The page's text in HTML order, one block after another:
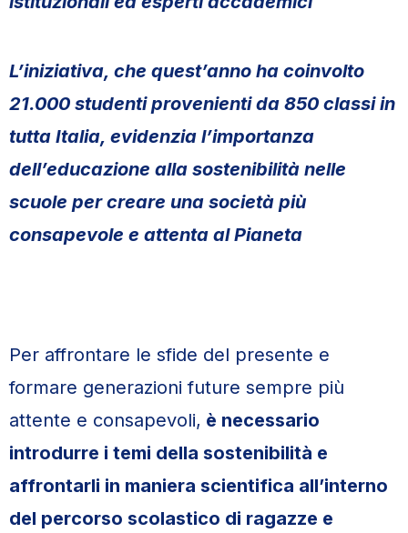
L’iniziativa, che quest’anno ha coinvolto
21.000 studenti provenienti da 850 classi in
tutta Italia, evidenzia l’importanza
dell’educazione alla sostenibilità nelle
scuole per creare una società più
consapevole e attenta al Pianeta
Per affrontare le sfide del presente e
formare generazioni future sempre più
attente e consapevoli, è necessario
introdurre i temi della sostenibilità e
affrontarli in maniera scientifica all’interno
del percorso scolastico di ragazze e